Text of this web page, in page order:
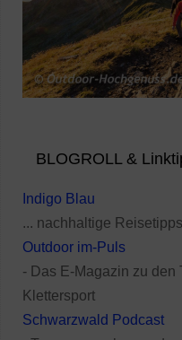
BLOGROLL &
Indigo Blau
... nachhaltige
Outdoor im-Puls
- Das E-Magazin zu den
Klettersport
Schwarzwald Podcast